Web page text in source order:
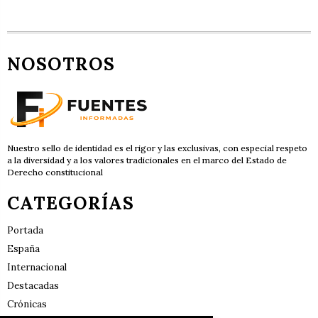
NOSOTROS
Nuestro sello de identidad es el rigor y las exclusivas, con especial respeto
a la diversidad y a los valores tradicionales en el marco del Estado de
Derecho constitucional
CATEGORÍAS
Portada
España
Internacional
Destacadas
Crónicas